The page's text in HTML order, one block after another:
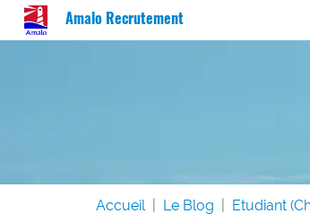
Amalo Recrutement
Accueil Le Blog Etudiant